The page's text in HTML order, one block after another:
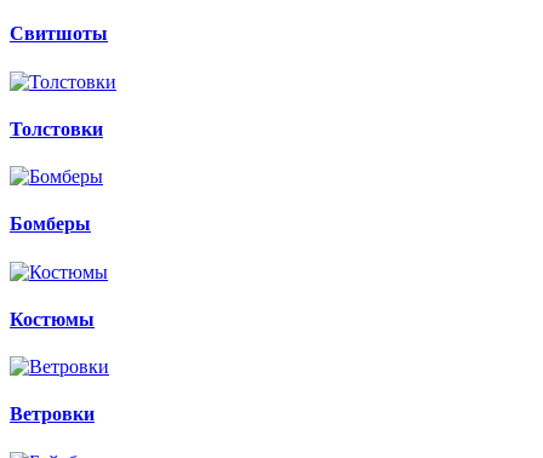
Свитшоты
Толстовки
Бомберы
Костюмы
Ветровки